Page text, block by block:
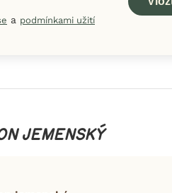
a podmínkami užití
JEMENSKÝ